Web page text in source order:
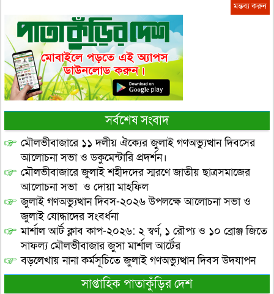
সর্বশেষ সংবাদ
মৌলভীবাজারে ১১ দলীয় ঐক্যের জুলাই গণঅভ্যুত্থান দিবসের
আলোচনা সভা ও ডকুমেন্টারি প্রদর্শন।
মৌলভীবাজারে জুলাই শহীদদের স্মরণে জাতীয় ছাত্রসমাজের
আলোচনা সভা ও দোয়া মাহফিল
জুলাই গণঅভ্যুত্থান দিবস-২০২৬ উপলক্ষে আলোচনা সভা ও
জুলাই যোদ্ধাদের সংবর্ধনা
মার্শাল আর্ট ক্লাব কাপ-২০২৬: ২ স্বর্ণ, ১ রৌপ্য ও ১০ ব্রোঞ্জ জিতে
সাফল্য মৌলভীবাজার জুসা মার্শাল আর্টের
বড়লেখায় নানা কর্মসূচিতে জুলাই গণঅভ্যুত্থান দিবস উদযাপন
সাপ্তাহিক পাতাকুঁড়ির দেশ